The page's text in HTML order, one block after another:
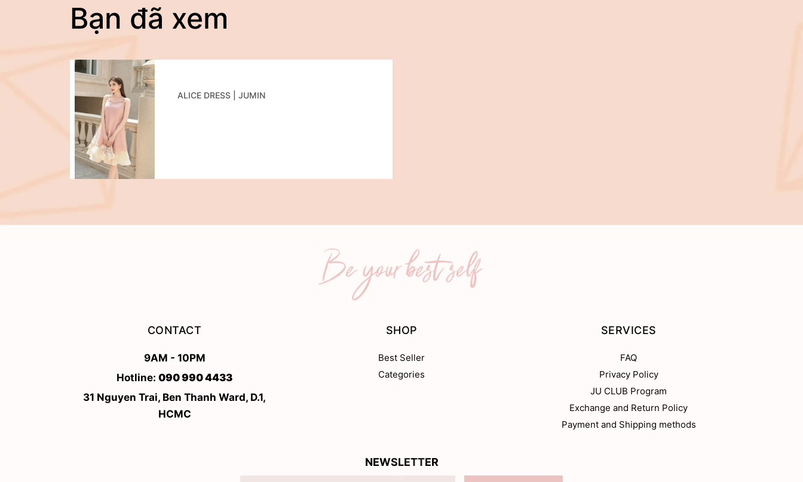
Bạn đã xem
ALICE DRESS | JUMIN
CONTACT
9AM - 10PM
Hotline: 090 990 4433
31 Nguyen Trai, Ben Thanh Ward, D.1,
HCMC
SHOP
Best Seller
Categories
SERVICES
FAQ
Privacy Policy
JU CLUB Program
Exchange and Return Policy
Payment and Shipping methods
NEWSLETTER